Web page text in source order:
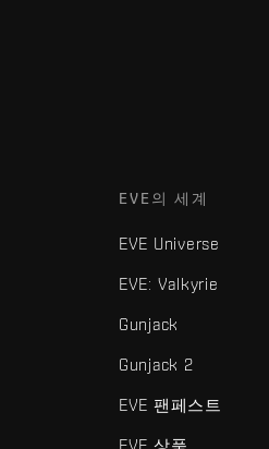
EVE의 세계
EVE Universe
EVE: Valkyrie
Gunjack
Gunjack 2
EVE 팬페스트
EVE 상품